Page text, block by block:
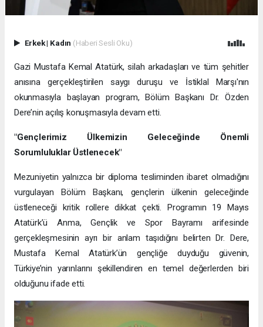
Erkek| Kadın (Haberi Sesli Oku)
Gazi Mustafa Kemal Atatürk, silah arkadaşları ve tüm şehitler
anısına gerçekleştirilen saygı duruşu ve İstiklal Marşı'nın
okunmasıyla başlayan program, Bölüm Başkanı Dr. Özden
Dere’nin açılış konuşmasıyla devam etti.
"Gençlerimiz Ülkemizin Geleceğinde Önemli
Sorumluluklar Üstlenecek"
Mezuniyetin yalnızca bir diploma tesliminden ibaret olmadığını
vurgulayan Bölüm Başkanı, gençlerin ülkenin geleceğinde
üstleneceği kritik rollere dikkat çekti. Programın 19 Mayıs
Atatürk’ü Anma, Gençlik ve Spor Bayramı arifesinde
gerçekleşmesinin ayrı bir anlam taşıdığını belirten Dr. Dere,
Mustafa Kemal Atatürk’ün gençliğe duyduğu güvenin,
Türkiye’nin yarınlarını şekillendiren en temel değerlerden biri
olduğunu ifade etti.